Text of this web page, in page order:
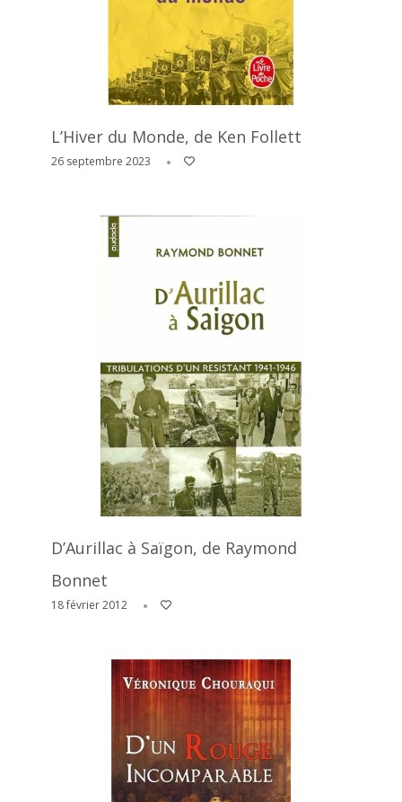
L’Hiver du Monde, de Ken Follett
26 septembre 2023
D’Aurillac à Saïgon, de Raymond
Bonnet
18 février 2012